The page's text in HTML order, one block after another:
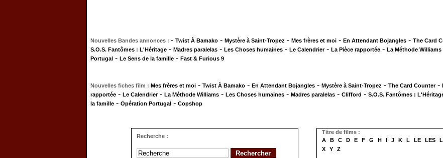
Nouvelles Bandes annonces : - Twist À Bamako - Mystère à Saint-Tropez - Mes frères et moi - En Attendant Bojangles - The Card
S.O.S. Fantômes : L'Héritage - Madres paralelas - Les Choses humaines - Le Calendrier- La Pièce rapportée - La Méthode Williams
Portugal - Le Sens de la famille - Fast & Furious 9
Nouvelles fiches film : Mes frères et moi - Twist À Bamako - En Attendant Bojangles - Mystère à Saint-Tropez - The Card Counter-
rapportée - Le Calendrier- La Méthode Williams - Les Choses humaines - Madres paralelas - Clifford - S.O.S. Fantômes :
la famille - Opération Portugal - Copshop
Recherche :
Titre de films :
A
B C D E F G H I J K L LE LES
X
Y Z